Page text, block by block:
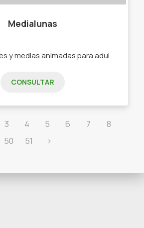
Medialunas
CONSULTAR
3 4 5 6 7
8
50 51 ›